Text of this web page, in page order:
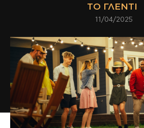
ΤΟ ΓΛΈΝΤΙ
11/04/2025